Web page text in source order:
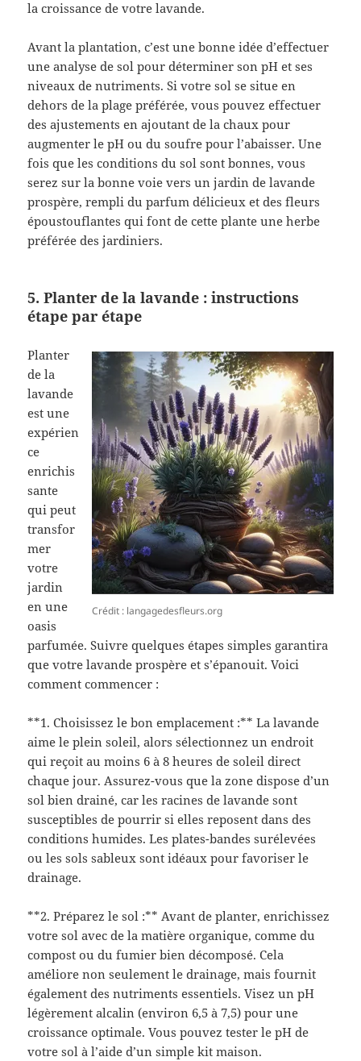
la croissance de votre lavande.
Avant la plantation, c’est une bonne idée d’effectuer
une analyse de sol pour déterminer son pH et ses
niveaux de nutriments. Si votre sol se situe en
dehors de la plage préférée, vous pouvez effectuer
des ajustements en ajoutant de la chaux pour
augmenter le pH ou du soufre pour l’abaisser. Une
fois que les conditions du sol sont bonnes, vous
serez sur la bonne voie vers un jardin de lavande
prospère, rempli du parfum délicieux et des fleurs
époustouflantes qui font de cette plante une herbe
préférée des jardiniers.
5. Planter de la lavande : instructions
étape par étape
Crédit : langagedesfleurs.org
Planter
de la
lavande
est une
expérien
ce
enrichis
sante
qui peut
transfor
mer
votre
jardin
en une
oasis
parfumée. Suivre quelques étapes simples garantira
que votre lavande prospère et s’épanouit. Voici
comment commencer :
**1. Choisissez le bon emplacement :** La lavande
aime le plein soleil, alors sélectionnez un endroit
qui reçoit au moins 6 à 8 heures de soleil direct
chaque jour. Assurez-vous que la zone dispose d’un
sol bien drainé, car les racines de lavande sont
susceptibles de pourrir si elles reposent dans des
conditions humides. Les plates-bandes surélevées
ou les sols sableux sont idéaux pour favoriser le
drainage.
**2. Préparez le sol :** Avant de planter, enrichissez
votre sol avec de la matière organique, comme du
compost ou du fumier bien décomposé. Cela
améliore non seulement le drainage, mais fournit
également des nutriments essentiels. Visez un pH
légèrement alcalin (environ 6,5 à 7,5) pour une
croissance optimale. Vous pouvez tester le pH de
votre sol à l’aide d’un simple kit maison.